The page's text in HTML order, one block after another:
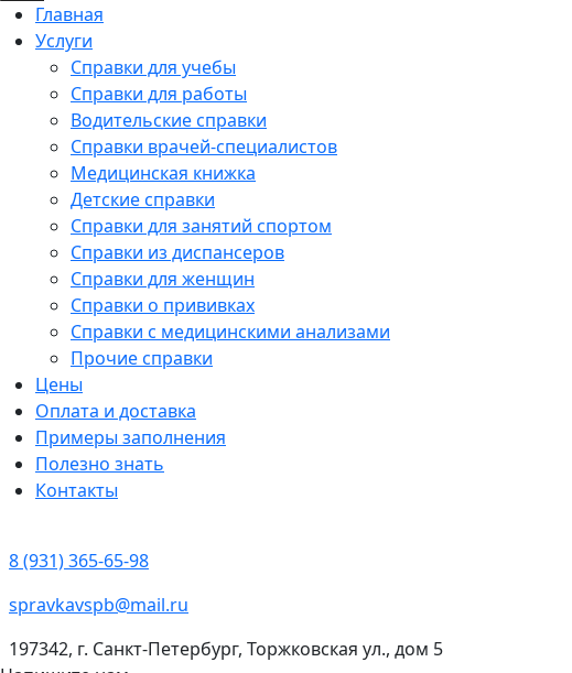
Главная
Услуги
Справки для учебы
Справки для работы
Водительские справки
Справки врачей-специалистов
Медицинская книжка
Детские справки
Справки для занятий спортом
Справки из диспансеров
Справки для женщин
Справки о прививках
Справки с медицинскими анализами
Прочие справки
Цены
Оплата и доставка
Примеры заполнения
Полезно знать
Контакты
8 (931) 365-65-98
spravkavspb@mail.ru
197342, г. Санкт-Петербург, Торжковская ул., дом 5